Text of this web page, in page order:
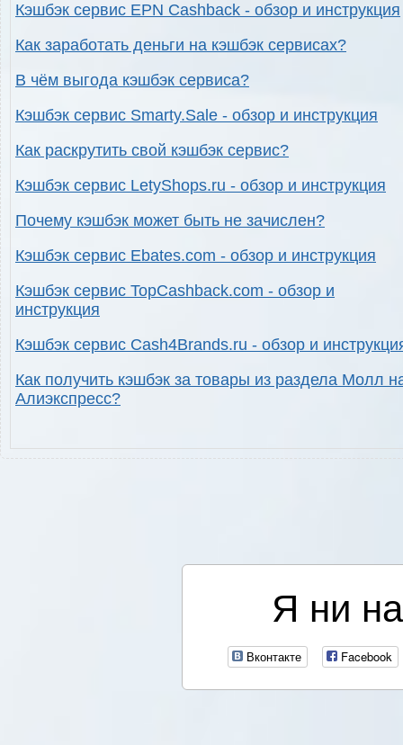
Кэшбэк сервис EPN Cashback - обзор и инструкция
Как заработать деньги на кэшбэк сервисах?
В чём выгода кэшбэк сервиса?
Кэшбэк сервис Smarty.Sale - обзор и инструкция
Как раскрутить свой кэшбэк сервис?
Кэшбэк сервис LetyShops.ru - обзор и инструкция
Почему кэшбэк может быть не зачислен?
Кэшбэк сервис Ebates.com - обзор и инструкция
Кэшбэк сервис TopCashback.com - обзор и
инструкция
Кэшбэк сервис Cash4Brands.ru - обзор и
Как получить кэшбэк за товары из раздела Молл
Алиэкспресс?
Я ни
Вконтакте Facebook